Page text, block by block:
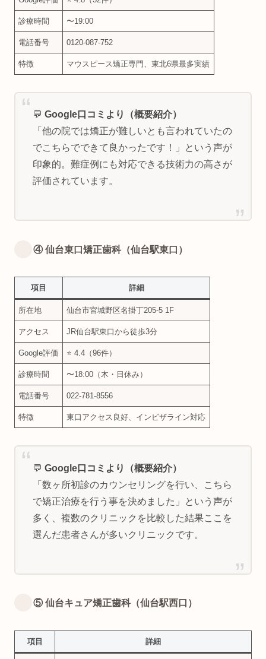
診療時間 〜19:00
電話番号 0120-087-752
特徴 マウスピース矯正専門、東北6県最多実績
💬 Google口コミより（概要紹介）
「他の院では矯正が難しいとも言われていたの
でこちらでできて良かったです！」という声が
印象的。難症例にも対応できる技術力の高さが
評価されています。
④ 仙台東口矯正歯科（仙台駅東口）
項目 詳細
所在地 仙台市宮城野区名掛丁205-5 1F
アクセス JR仙台駅東口から徒歩3分
Google評価 ⭐ 4.4（96件）
診療時間 〜18:00（木・日休み）
電話番号 022-781-8556
特徴 東口アクセス良好、インビザライン対応
💬 Google口コミより（概要紹介）
「数ヶ所初診のカウンセリングを行い、こちら
で矯正治療を行う事を決めました」という声が
多く、複数のクリニックを比較した結果ここを
選んだ患者さんが多いクリニックです。
⑤ 仙台キュア矯正歯科（仙台駅西口）
項目 詳細